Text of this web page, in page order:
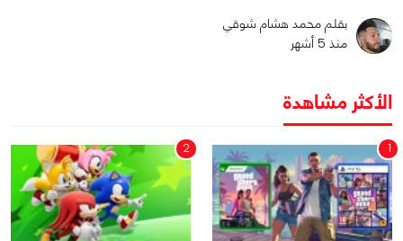
بقلم محمد هشام شوقي
منذ 5 أشهر
الأكثر مشاهدة
1
2